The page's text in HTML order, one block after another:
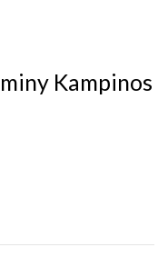
Kampinos